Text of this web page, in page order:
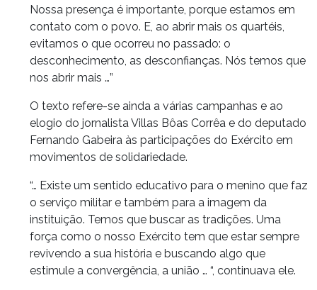
Nossa presença é importante, porque estamos em
contato com o povo. E, ao abrir mais os quartéis,
evitamos o que ocorreu no passado: o
desconhecimento, as desconfianças. Nós temos que
nos abrir mais …”
O texto refere-se ainda a várias campanhas e ao
elogio do jornalista Villas Bôas Corrêa e do deputado
Fernando Gabeira às participações do Exército em
movimentos de solidariedade.
“… Existe um sentido educativo para o menino que faz
o serviço militar e também para a imagem da
instituição. Temos que buscar as tradições. Uma
força como o nosso Exército tem que estar sempre
revivendo a sua história e buscando algo que
estimule a convergência, a união … “, continuava ele.